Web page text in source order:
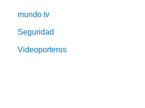
mundo tv
Seguridad
Videoporteros